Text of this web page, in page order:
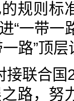
规则标
“一带
路”顶
接联合
路，努